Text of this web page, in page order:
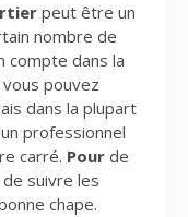
peut être un
nombre de
compte dans la
pouvez
dans la plupart
professionnel
carré. Pour de
suivre les
chape.